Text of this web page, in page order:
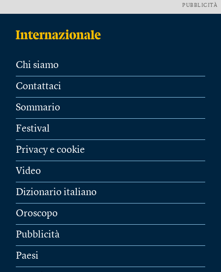
PUBBLICITÀ
Chi siamo
Contattaci
Sommario
Festival
Privacy e cookie
Video
Dizionario italiano
Oroscopo
Pubblicità
Paesi